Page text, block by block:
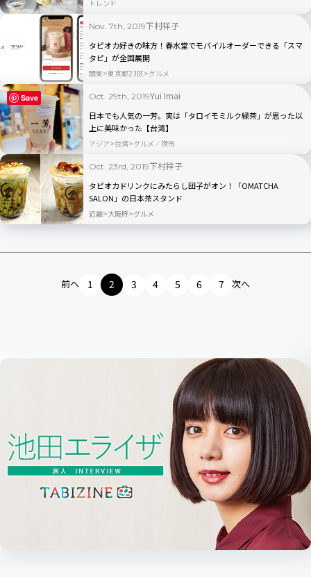
トレンド
Nov. 7th, 2019下村祥子
タピオカ好きの味方！春水堂でモバイルオーダーできる「スマ
タピ」が全国展開
関東 東京都23区 グルメ
Oct. 29th, 2019Yui Imai
日本でも人気の一芳。実は「タロイモミルク緑茶」が思った以
上に美味かった【台湾】
アジア 台湾 グルメ／夜市
Oct. 23rd, 2019下村祥子
タピオカドリンクにみたらし団子がオン！「OMATCHA
SALON」の日本茶スタンド
近畿 大阪府 グルメ
前へ 1 2 3 4 5 6 7 次へ
Save